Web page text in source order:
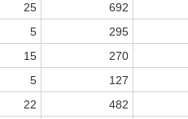
25 692
5 295
15 270
5 127
22 482